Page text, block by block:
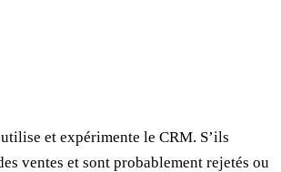
et expérimente le CRM. S’ils
ventes et sont probablement rejetés ou